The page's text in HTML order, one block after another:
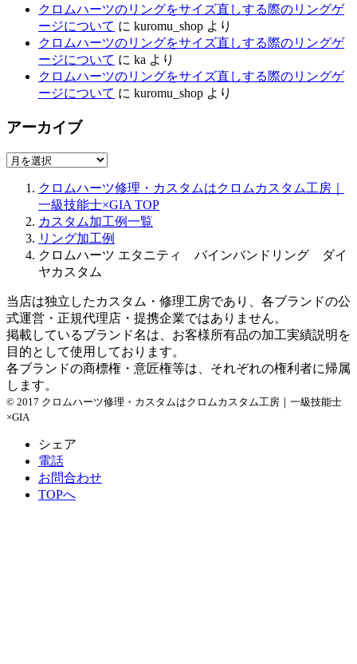
クロムハーツのリングをサイズ直しする際のリングゲ
ージについて に kuromu_shop より
クロムハーツのリングをサイズ直しする際のリングゲ
ージについて に ka より
クロムハーツのリングをサイズ直しする際のリングゲ
ージについて に kuromu_shop より
アーカイブ
ア
クロムハーツ修理・カスタムはクロムカスタム工房｜
一級技能士×GIA TOP
カスタム加工例一覧
リング加工例
クロムハーツ エタニティ バインバンドリング ダイ
ヤカスタム
当店は独立したカスタム・修理工房であり、各ブランドの公
式運営・正規代理店・提携企業ではありません。
掲載しているブランド名は、お客様所有品の加工実績説明を
目的として使用しております。
各ブランドの商標権・意匠権等は、それぞれの権利者に帰属
します。
© 2017 クロムハーツ修理・カスタムはクロムカスタム工房｜一級技能士
×GIA
シェア
電話
お問合わせ
TOPへ